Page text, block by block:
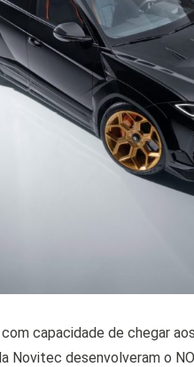
capacidade de chegar
Novitec desenvolveram o